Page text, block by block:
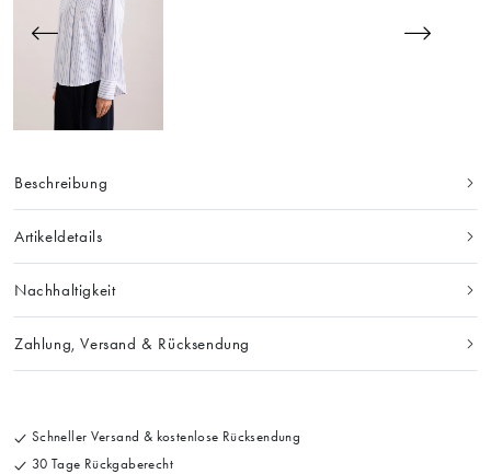
Beschreibung
Artikeldetails
Nachhaltigkeit
Zahlung, Versand & Rücksendung
Schneller Versand & kostenlose Rücksendung
30 Tage Rückgaberecht